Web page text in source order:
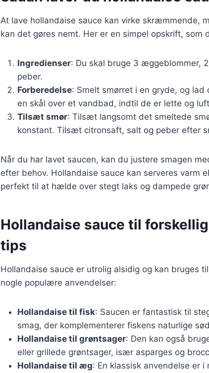
At lave hollandaise sauce kan virke skræmmende,
kan det gøres nemt. Her er en simpel opskrift, som
Ingredienser: Du skal bruge 3 æggeblommer,
peber.
Forberedelse: Smelt smørret i en gryde, og
en skål over et vandbad, indtil de er lette og
Tilsæt smør: Tilsæt langsomt det smeltede
konstant. Tilsæt citronsaft, salt og peber efter
Når du har lavet saucen, kan du justere smagen
efter behov. Hollandaise sauce kan serveres varm
perfekt til at hælde over stegt laks og dampede
Hollandaise sauce til
tips
Hollandaise sauce er utrolig alsidig og kan bruges
nogle populære anvendelser:
Hollandaise til fisk: Saucen er fantastisk til
smag, der komplementerer fiskens naturlige
Hollandaise til grøntsager: Den kan også
eller grillede grøntsager, især asparges og
Hollandaise til æg: En klassisk anvendelse er